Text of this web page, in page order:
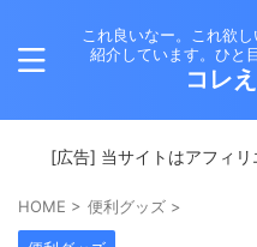
これ良いなー。これ欲
紹介しています。ひと
コレ
[広告] 当サイトはアフィリ
HOME > 便利グッズ >